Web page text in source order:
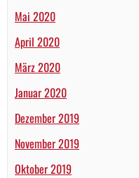
Mai 2020
April 2020
März 2020
Januar 2020
Dezember 2019
November 2019
Oktober 2019